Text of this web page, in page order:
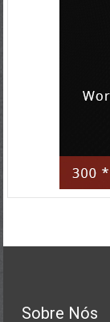
Sobre Nós